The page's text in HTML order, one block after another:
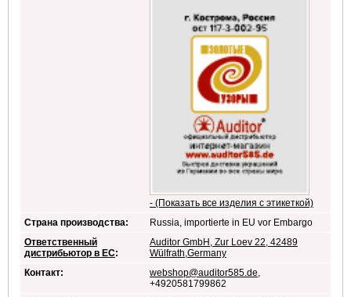
- (Показать все изделия с этикеткой)
Страна производства:
Russia, importierte in EU vor Embargo
Ответственный
дистрибьютор в ЕС:
Auditor GmbH, Zur Loev 22, 42489
Wülfrath,Germany
Контакт:
webshop@auditor585.de,
+4920581799862